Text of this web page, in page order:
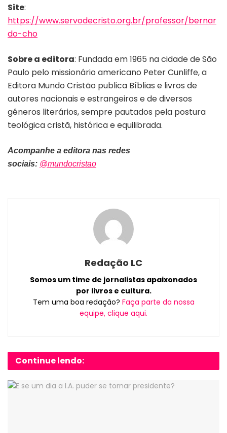
Site:
https://www.servodecristo.org.br/professor/bernar
do-cho
Sobre a editora: Fundada em 1965 na cidade de São
Paulo pelo missionário americano Peter Cunliffe, a
Editora Mundo Cristão publica Bíblias e livros de
autores nacionais e estrangeiros e de diversos
gêneros literários, sempre pautados pela postura
teológica cristã, histórica e equilibrada.
Acompanhe a editora nas redes
sociais: @mundocristao
Redação LC
Somos um time de jornalistas apaixonados
por livros e cultura.
Tem uma boa redação? Faça parte da nossa
equipe, clique aqui.
Continue lendo: